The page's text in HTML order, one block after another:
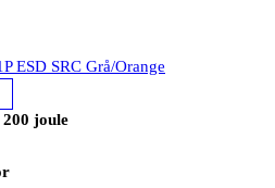
ESD SRC Grå/Orange
joule